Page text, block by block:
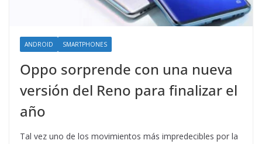
ANDROID SMARTPHONES
Oppo sorprende con una nueva
versión del Reno para finalizar el
año
Tal vez uno de los movimientos más impredecibles por la